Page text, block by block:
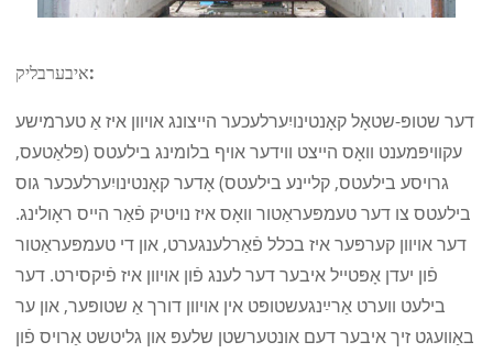
איבערבליק:
דער שטופּ-שטאָל קאָנטינויִערלעכער הייצונג אויוון איז אַ טערמישע
עקוויפּמענט וואָס הייצט ווידער אויף בלומינג בילעטס (פּלאַטעס,
גרויסע בילעטס, קליינע בילעטס) אָדער קאָנטינויִערלעכער גוס
בילעטס צו דער טעמפּעראַטור וואָס איז נויטיק פֿאַר הייס ראָולינג.
דער אויוון קערפּער איז בכלל פֿאַרלענגערט, און די טעמפּעראַטור
פֿון יעדן אָפּטייל איבער דער לענג פֿון אויוון איז פֿיקסירט. דער
בילעט ווערט אַרײַנגעשטופּט אין אויוון דורך אַ שטופּער, און ער
באַוועגט זיך איבער דעם אונטערשטן שלעפּ און גליטשט אַרויס פֿון